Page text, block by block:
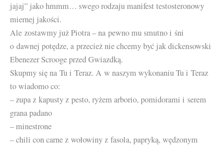
jajaj” jako hmmm… swego rodzaju manifest testosteronowy
miernej jakości.
Ale zostawmy już Piotra – na pewno mu smutno i śni
o dawnej potędze, a przecież nie chcemy być jak dickensowski
Ebenezer Scrooge przed Gwiazdką.
Skupmy się na Tu i Teraz. A w naszym wykonaniu Tu i Teraz
to wiadomo co:
– zupa z kapusty z pesto, ryżem arborio, pomidorami i serem
grana padano
– minestrone
– chili con carne z wołowiny z fasola, papryką, wędzonym